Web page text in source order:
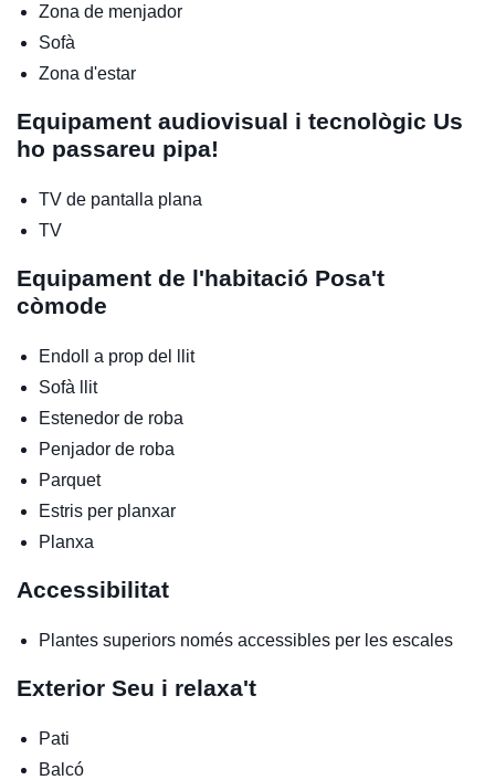
Zona de menjador
Sofà
Zona d'estar
Equipament audiovisual i tecnològic Us
ho passareu pipa!
TV de pantalla plana
TV
Equipament de l'habitació Posa't
còmode
Endoll a prop del llit
Sofà llit
Estenedor de roba
Penjador de roba
Parquet
Estris per planxar
Planxa
Accessibilitat
Plantes superiors només accessibles per les escales
Exterior Seu i relaxa't
Pati
Balcó